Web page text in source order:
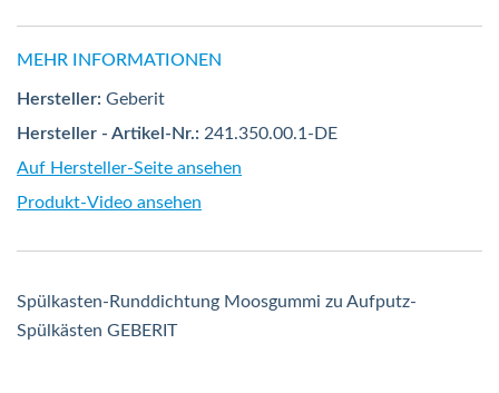
MEHR INFORMATIONEN
Hersteller: Geberit
Hersteller - Artikel-Nr.: 241.350.00.1-DE
Auf Hersteller-Seite ansehen
Produkt-Video ansehen
Spülkasten-Runddichtung Moosgummi zu Aufputz-
Spülkästen GEBERIT